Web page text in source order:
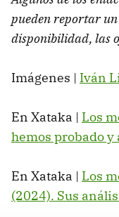
pueden reportar un
disponibilidad, las
Imágenes | Iván
En Xataka | Los
hemos probado
En Xataka | Los
(2024). Sus